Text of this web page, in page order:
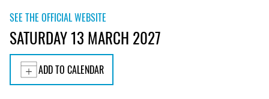
SEE THE OFFICIAL WEBSITE
SATURDAY 13 MARCH 2027
ADD TO CALENDAR